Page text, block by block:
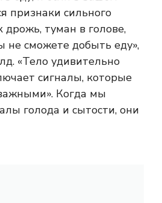
признаки сильного
дрожь, туман в голове,
не сможете добыть еду»,
«Тело удивительно
сигналы, которые
Когда мы
голода и сытости, они